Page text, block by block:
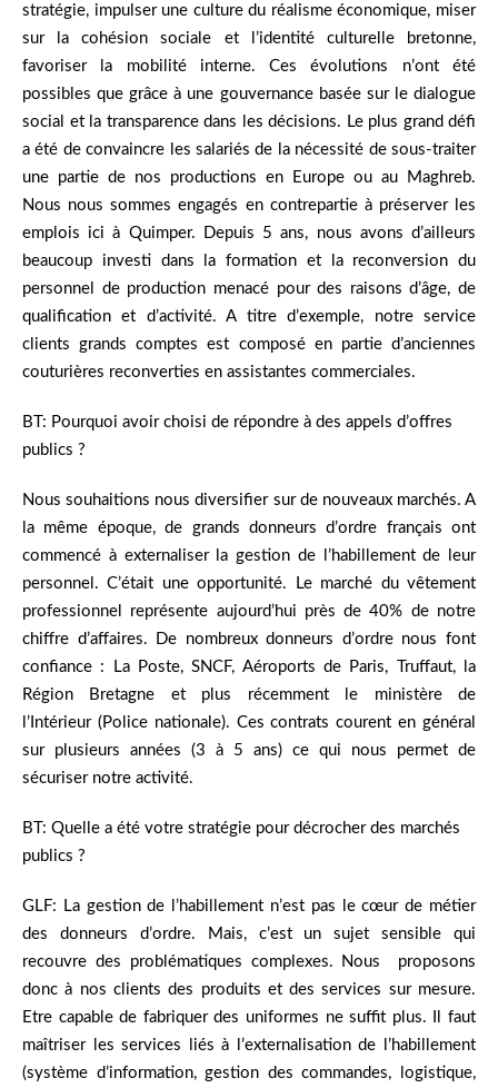
stratégie, impulser une culture du réalisme économique, miser
sur la cohésion sociale et l’identité culturelle bretonne,
favoriser la mobilité interne. Ces évolutions n’ont été
possibles que grâce à une gouvernance basée sur le dialogue
social et la transparence dans les décisions. Le plus grand défi
a été de convaincre les salariés de la nécessité de sous-traiter
une partie de nos productions en Europe ou au Maghreb.
Nous nous sommes engagés en contrepartie à préserver les
emplois ici à Quimper. Depuis 5 ans, nous avons d’ailleurs
beaucoup investi dans la formation et la reconversion du
personnel de production menacé pour des raisons d’âge, de
qualification et d’activité. A titre d’exemple, notre service
clients grands comptes est composé en partie d’anciennes
couturières reconverties en assistantes commerciales.
BT: Pourquoi avoir choisi de répondre à des appels d’offres
publics ?
Nous souhaitions nous diversifier sur de nouveaux marchés. A
la même époque, de grands donneurs d’ordre français ont
commencé à externaliser la gestion de l’habillement de leur
personnel. C’était une opportunité. Le marché du vêtement
professionnel représente aujourd’hui près de 40% de notre
chiffre d’affaires. De nombreux donneurs d’ordre nous font
confiance : La Poste, SNCF, Aéroports de Paris, Truffaut, la
Région Bretagne et plus récemment le ministère de
l’Intérieur (Police nationale). Ces contrats courent en général
sur plusieurs années (3 à 5 ans) ce qui nous permet de
sécuriser notre activité.
BT: Quelle a été votre stratégie pour décrocher des marchés
publics ?
GLF: La gestion de l’habillement n’est pas le cœur de métier
des donneurs d’ordre. Mais, c’est un sujet sensible qui
recouvre des problématiques complexes. Nous proposons
donc à nos clients des produits et des services sur mesure.
Etre capable de fabriquer des uniformes ne suffit plus. Il faut
maîtriser les services liés à l’externalisation de l’habillement
(système d’information, gestion des commandes, logistique,